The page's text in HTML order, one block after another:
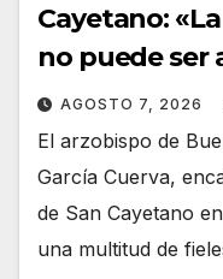
Cayetano:
no puede ser
AGOSTO 7, 2026
El arzobispo de
García Cuerva,
de San Cayetano
una multitud de